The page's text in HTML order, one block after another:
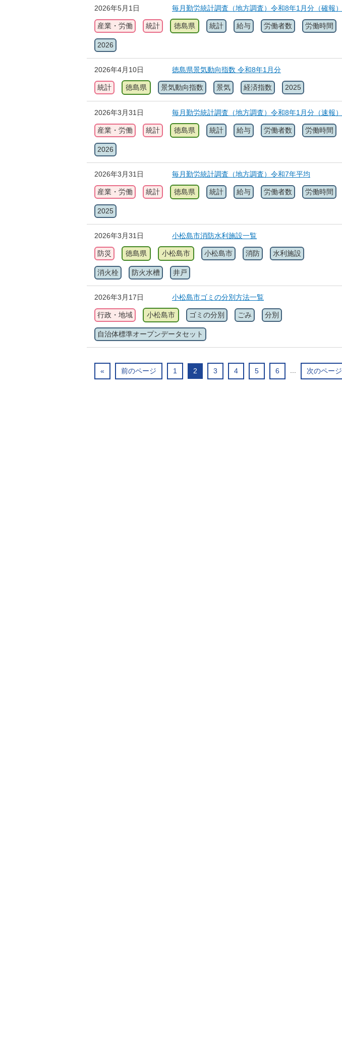
2026年5月1日 毎月勤労統計調査（地方調査）令和8年1月分（確報）
産業・労働 統計 徳島県 統計 給与 労働者数 労働時間
2026
2026年4月10日
徳島県景気動向指数 令和8年1月分
統計 徳島県 景気動向指数 景気 経済指数 2025
2026年3月31日 毎月勤労統計調査（地方調査）令和8年1月分（速報）
産業・労働 統計 徳島県 統計 給与 労働者数 労働時間
2026
2026年3月31日 毎月勤労統計調査（地方調査）令和7年平均
産業・労働 統計 徳島県 統計 給与 労働者数 労働時間
2025
2026年3月31日 小松島市消防水利施設一覧
防災 徳島県 小松島市 小松島市 消防 水利施設
消火栓 防火水槽 井戸
2026年3月17日 小松島市ゴミの分別方法一覧
行政・地域 小松島市 ゴミの分別 ごみ 分別
自治体標準オープンデータセット
« 前のページ 1 2 3 4 5 6 ... 次のページ